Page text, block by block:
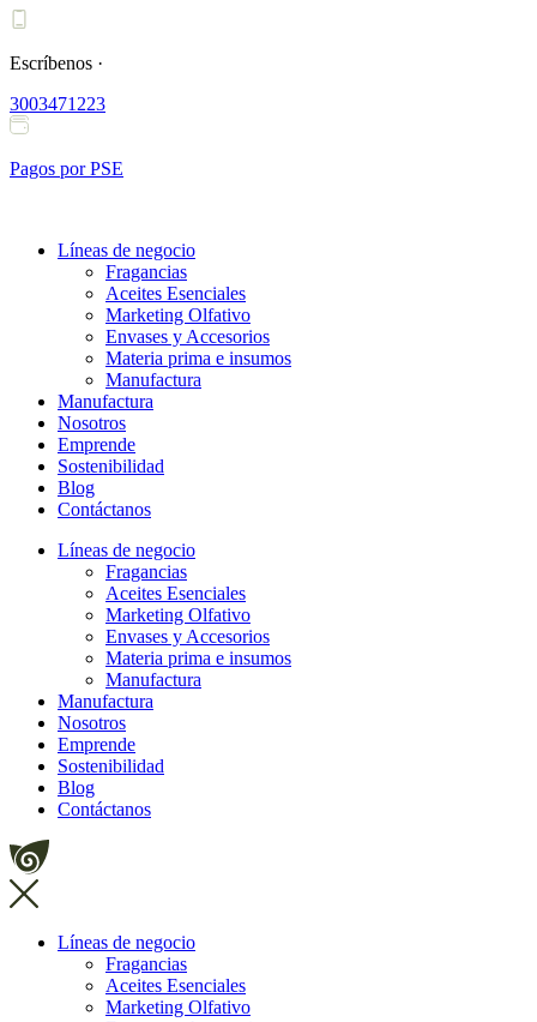
Ir
contenido
Escríbenos ·
3003471223
Pagos por PSE
Líneas de negocio
Fragancias
Aceites Esenciales
Marketing Olfativo
Envases y Accesorios
Materia prima e insumos
Manufactura
Manufactura
Nosotros
Emprende
Sostenibilidad
Blog
Contáctanos
Líneas de negocio
Fragancias
Aceites Esenciales
Marketing Olfativo
Envases y Accesorios
Materia prima e insumos
Manufactura
Manufactura
Nosotros
Emprende
Sostenibilidad
Blog
Contáctanos
Líneas de negocio
Fragancias
Aceites Esenciales
Marketing Olfativo